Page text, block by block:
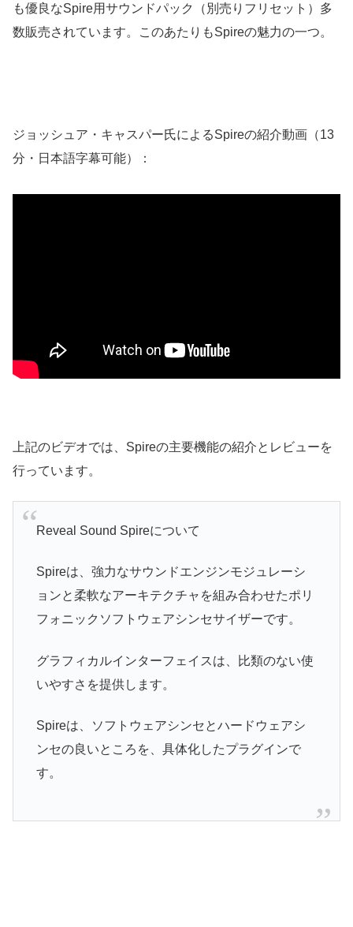
も優良なSpire用サウンドパック（別売りフリセット）多
数販売されています。このあたりもSpireの魅力の一つ。
ジョッシュア・キャスパー氏によるSpireの紹介動画（13
分・日本語字幕可能）：
上記のビデオでは、Spireの主要機能の紹介とレビューを
行っています。
Reveal Sound Spireについて
Spireは、強力なサウンドエンジンモジュレーシ
ョンと柔軟なアーキテクチャを組み合わせたポリ
フォニックソフトウェアシンセサイザーです。
グラフィカルインターフェイスは、比類のない使
いやすさを提供します。
Spireは、ソフトウェアシンセとハードウェアシ
ンセの良いところを、具体化したプラグインで
す。